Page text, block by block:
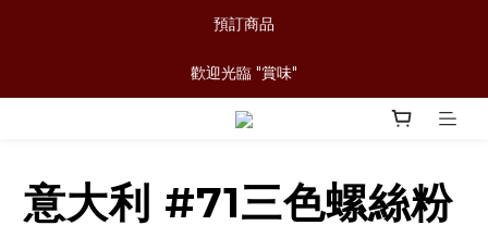
預訂商品
歡迎光臨 "賞味"
意大利 #71三色螺絲粉